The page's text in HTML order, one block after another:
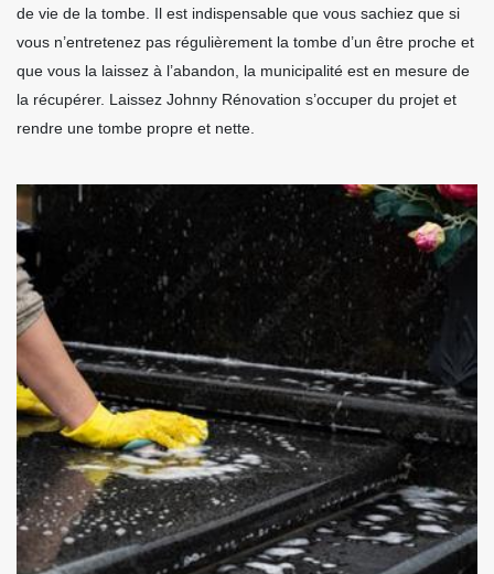
de vie de la tombe. Il est indispensable que vous sachiez que si
vous n’entretenez pas régulièrement la tombe d’un être proche et
que vous la laissez à l’abandon, la municipalité est en mesure de
la récupérer. Laissez Johnny Rénovation s’occuper du projet et
rendre une tombe propre et nette.